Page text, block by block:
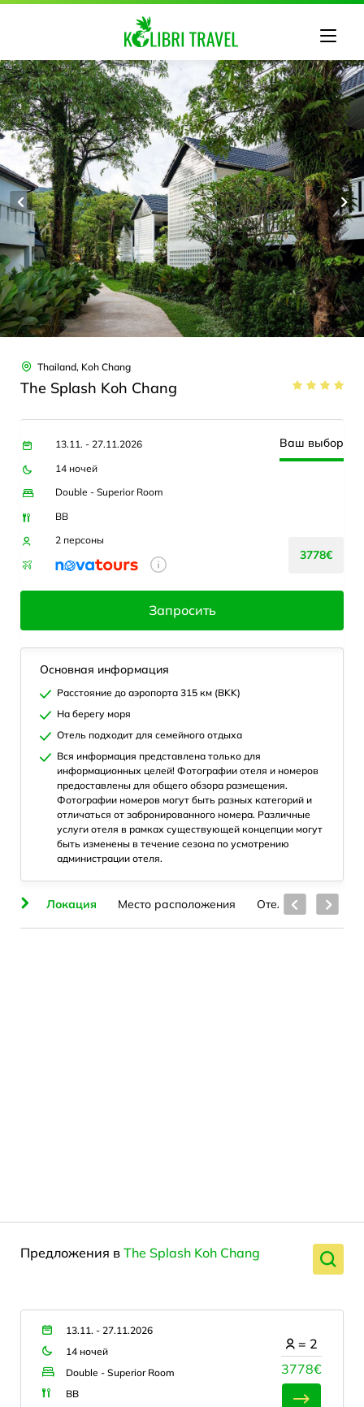
Thailand, Koh Chang
The Splash Koh Chang
13.11. - 27.11.2026
14 ночей
Double - Superior Room
BB
2 персоны
Ваш выбор
3778€
Запросить
Основная информация
Расстояние до аэропорта 315 км (BKK)
На берегу моря
Отель подходит для семейного отдыха
Вся информация представлена только для
информационных целей! Фотографии отеля и номеров
предоставлены для общего обзора размещения.
Фотографии номеров могут быть разных категорий и
отличаться от забронированного номера. Различные
услуги отеля в рамках существующей концепции могут
быть изменены в течение сезона по усмотрению
администрации отеля.
Локация Место расположения Отель Номера
Предложения в The Splash Koh Chang
13.11. - 27.11.2026
14 ночей
Double - Superior Room
BB
3778€
= 2